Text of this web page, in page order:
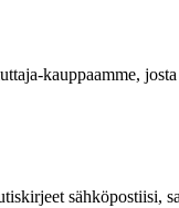
kauppaamme,
sähköpostiisi,